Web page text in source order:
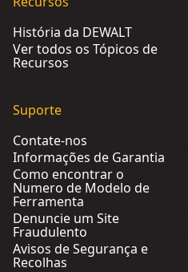
História da DEWALT
Ver todos os Tópicos de
Recursos
Suporte
Contate-nos
Informações de Garantia
Como encontrar o
Numero de Modelo de
Ferramenta
Denuncie um Site
Fraudulento
Avisos de Segurança e
Recolhas